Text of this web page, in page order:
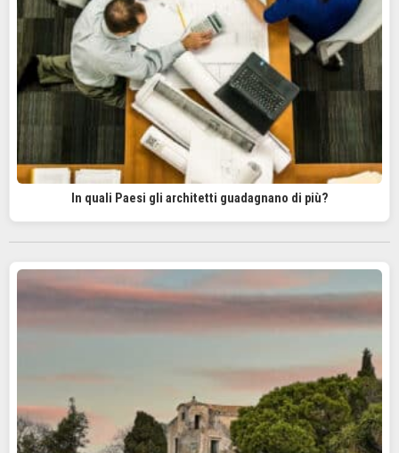
In quali Paesi gli architetti guadagnano di più?